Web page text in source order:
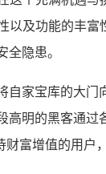
以及功能的丰
隐患。
自家宝库的大门
高明的黑客通过
富增值的用户